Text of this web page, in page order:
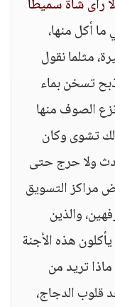
رأى شاة سميطًا
ما أكل منها،
مثلما نقول
تسخن بماء
الصوف منها
تشوى وكان
ولا حرج حتى
مراكز التسويق
والذين
هذه الأجنة
ماذا تريد من
قلوب الدجاج،